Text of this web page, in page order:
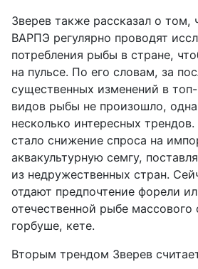
Зверев также рассказал о том,
ВАРПЭ регулярно проводят
потребления рыбы в стране,
на пульсе. По его словам, за
существенных изменений в
видов рыбы не произошло,
несколько интересных
стало снижение спроса на
аквакультурную семгу,
из недружественных стран.
отдают предпочтение форели
отечественной рыбе
горбуше, кете.
Вторым трендом Зверев